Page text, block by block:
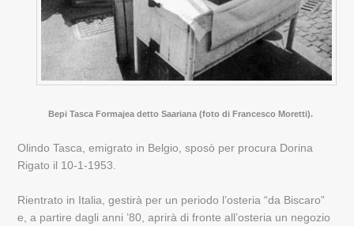
Bepi Tasca Formajea detto Saariana (foto di Francesco Moretti).
Olindo Tasca, emigrato in Belgio, sposò per procura Dorina
Rigato il 10-1-1953.
Rientrato in Italia, gestirà per un periodo l’osteria “da Biscaro”
e, a partire dagli anni ’80, aprirà di fronte all’osteria un negozio